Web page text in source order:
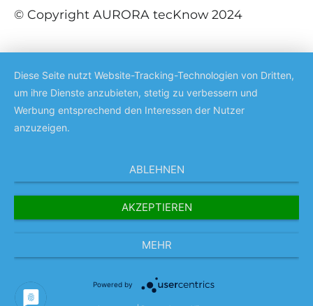
© Copyright AURORA tecKnow 2024
Diese Seite nutzt Website-Tracking-Technologien von Dritten,
um ihre Dienste anzubieten, stetig zu verbessern und
Werbung entsprechend den Interessen der Nutzer
anzuzeigen.
ABLEHNEN
AKZEPTIEREN
MEHR
Powered by